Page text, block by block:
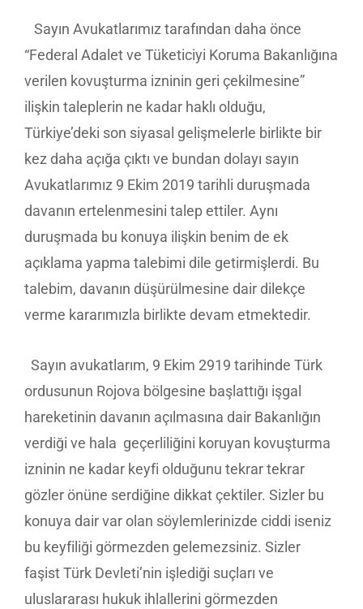
Sayın Avukatlarımız tarafından daha önce
“Federal Adalet ve Tüketiciyi Koruma Bakanlığına
verilen kovuşturma izninin geri çekilmesine”
ilişkin taleplerin ne kadar haklı olduğu,
Türkiye’deki son siyasal gelişmelerle birlikte bir
kez daha açığa çıktı ve bundan dolayı sayın
Avukatlarımız 9 Ekim 2019 tarihli duruşmada
davanın ertelenmesini talep ettiler. Aynı
duruşmada bu konuya ilişkin benim de ek
açıklama yapma talebimi dile getirmişlerdi. Bu
talebim, davanın düşürülmesine dair dilekçe
verme kararımızla birlikte devam etmektedir.
Sayın avukatlarım, 9 Ekim 2919 tarihinde Türk
ordusunun Rojova bölgesine başlattığı işgal
hareketinin davanın açılmasına dair Bakanlığın
verdiği ve hala geçerliliğini koruyan kovuşturma
izninin ne kadar keyfi olduğunu tekrar tekrar
gözler önüne serdiğine dikkat çektiler. Sizler bu
konuya dair var olan söylemlerinizde ciddi iseniz
bu keyfiliği görmezden gelemezsiniz. Sizler
faşist Türk Devleti’nin işlediği suçları ve
uluslararası hukuk ihlallerini görmezden